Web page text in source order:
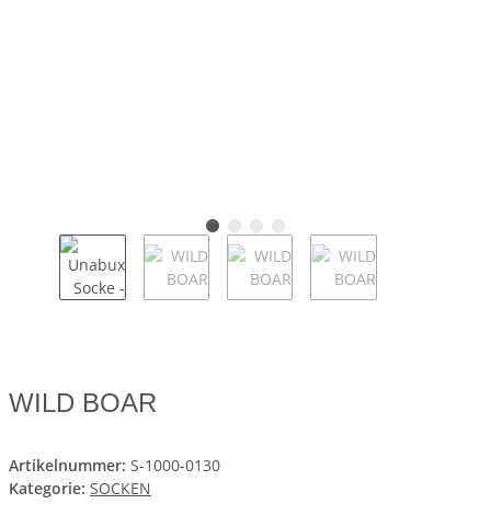
WILD BOAR
Artikelnummer: S-1000-0130
Kategorie: SOCKEN